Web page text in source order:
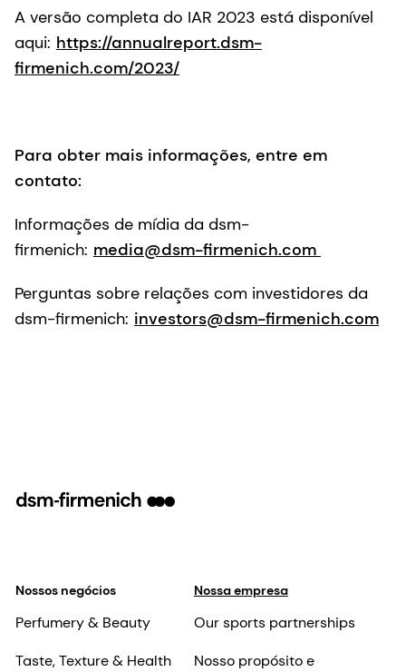
A versão completa do IAR 2023 está disponível
aqui: https://annualreport.dsm-
firmenich.com/2023/
Para obter mais informações, entre em
contato:
Informações de mídia da dsm-
firmenich: media@dsm-firmenich.com
Perguntas sobre relações com investidores da
dsm-firmenich: investors@dsm-firmenich.com
Nossos negócios
Perfumery & Beauty
Taste, Texture & Health
Nossa empresa
Our sports partnerships
Nosso propósito e